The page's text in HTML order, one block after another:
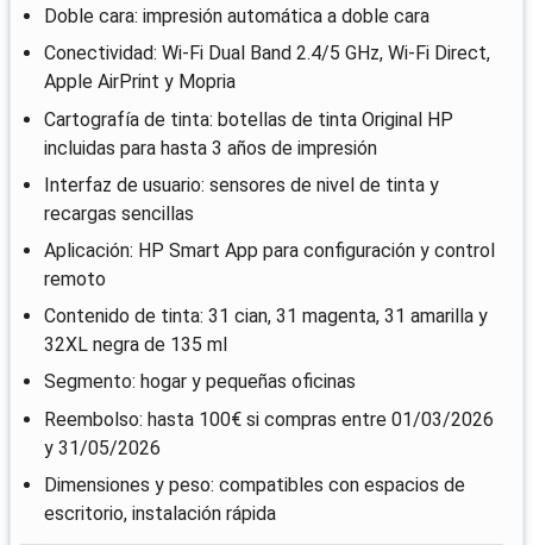
Doble cara: impresión automática a doble cara
Conectividad: Wi‑Fi Dual Band 2.4/5 GHz, Wi‑Fi Direct,
Apple AirPrint y Mopria
Cartografía de tinta: botellas de tinta Original HP
incluidas para hasta 3 años de impresión
Interfaz de usuario: sensores de nivel de tinta y
recargas sencillas
Aplicación: HP Smart App para configuración y control
remoto
Contenido de tinta: 31 cian, 31 magenta, 31 amarilla y
32XL negra de 135 ml
Segmento: hogar y pequeñas oficinas
Reembolso: hasta 100€ si compras entre 01/03/2026
y 31/05/2026
Dimensiones y peso: compatibles con espacios de
escritorio, instalación rápida